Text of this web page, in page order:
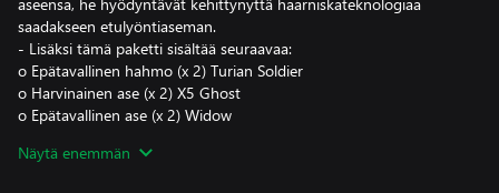
saadakseen etulyöntiaseman.
- Lisäksi tämä paketti sisältää seuraavaa:
o Epätavallinen hahmo (x 2) Turian Soldier
o Harvinainen ase (x 2) X5 Ghost
o Epätavallinen ase (x 2) Widow
o Harvinainen modaus #2 Sniper Rifle Barrel
Näytä enemmän